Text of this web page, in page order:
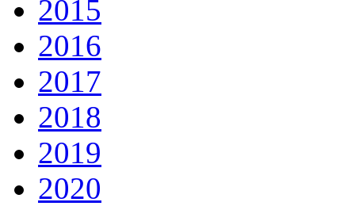
2015
2016
2017
2018
2019
2020